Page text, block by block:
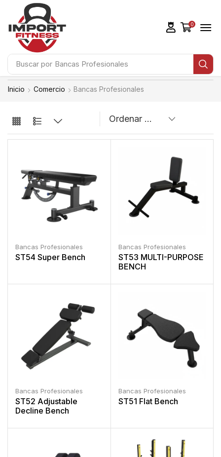
Buscar por Bancas Profesionales
0
Inicio Comercio Bancas Profesionales
Bancas Profesionales
ST54 Super Bench
Bancas Profesionales
ST53 MULTI-PURPOSE
BENCH
Bancas Profesionales
ST52 Adjustable
Decline Bench
Bancas Profesionales
ST51 Flat Bench